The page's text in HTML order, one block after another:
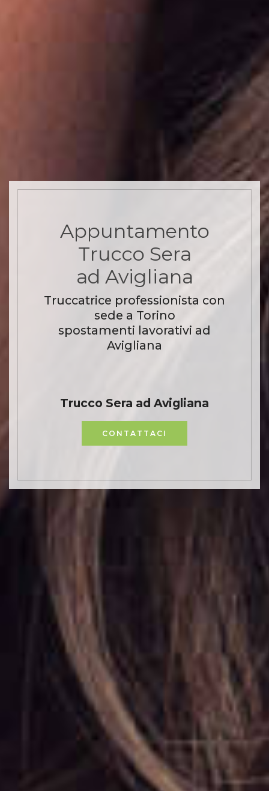
Appuntamento
Trucco Sera
ad Avigliana
Truccatrice professionista con
sede a Torino
spostamenti lavorativi ad
Avigliana
Trucco Sera ad Avigliana
CONTATTACI